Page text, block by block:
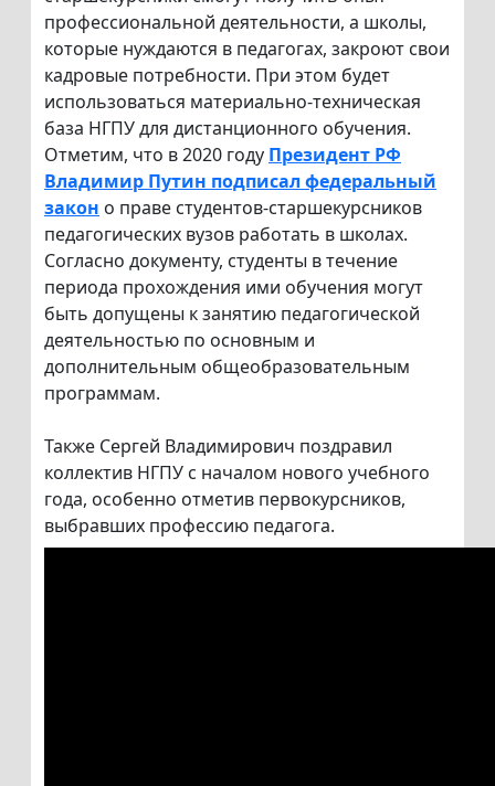
профессиональной деятельности, а школы,
которые нуждаются в педагогах, закроют свои
кадровые потребности. При этом будет
использоваться материально-техническая
база НГПУ для дистанционного обучения.
Отметим, что в 2020 году Президент РФ
Владимир Путин подписал федеральный
закон о праве студентов-старшекурсников
педагогических вузов работать в школах.
Согласно документу, студенты в течение
периода прохождения ими обучения могут
быть допущены к занятию педагогической
деятельностью по основным и
дополнительным общеобразовательным
программам.
Также Сергей Владимирович поздравил
коллектив НГПУ с началом нового учебного
года, особенно отметив первокурсников,
выбравших профессию педагога.